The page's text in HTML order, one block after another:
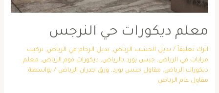
معلم ديكورات حي النرجس
اترك تعليقاً / بديل الخشب الرياض, بديل الرخام في الرياض, تركيب
مرايات في الرياض, جبس بورد بالرياض, ديكورات فوم الرياض, معلم
ديكورات الرياض, مقاول جبس بورد, ورق جدران الرياض / بواسطة
مقاول عام الرياض